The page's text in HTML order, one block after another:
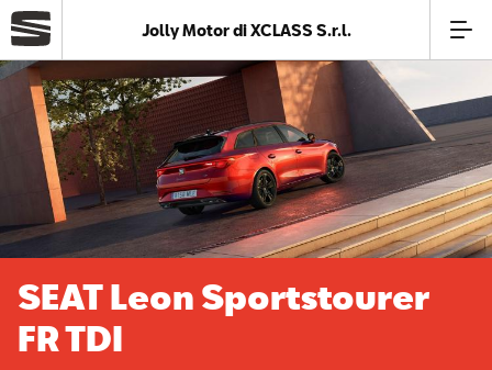
Azienda
Modelli
Offerte
Service
Jolly Motor di XCLASS S.r.l.
SEAT Leon Sportstourer
FR TDI